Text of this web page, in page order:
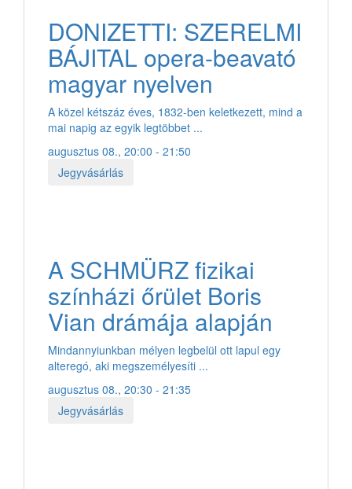
DONIZETTI: SZERELMI
BÁJITAL opera-beavató
magyar nyelven
A közel kétszáz éves, 1832-ben keletkezett, mind a
mai napig az egyik legtöbbet ...
augusztus 08., 20:00 - 21:50
Jegyvásárlás
A SCHMÜRZ fizikai
színházi őrület Boris
Vian drámája alapján
Mindannyiunkban mélyen legbelül ott lapul egy
alteregó, aki megszemélyesíti ...
augusztus 08., 20:30 - 21:35
Jegyvásárlás